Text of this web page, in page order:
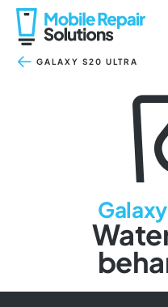
naar
inhoud
GALAXY S20 ULTRA